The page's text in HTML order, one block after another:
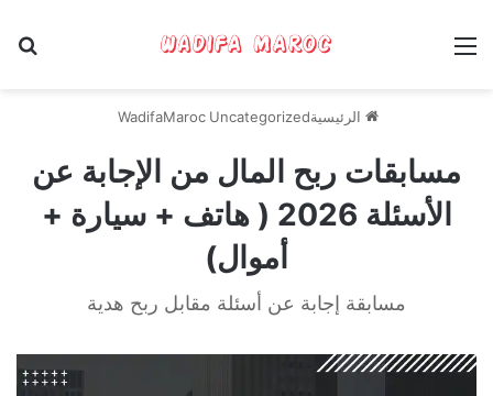
القائمة
الرئيسية WadifaMaroc Uncategorized
مسابقات ربح المال من الإجابة عن
الأسئلة 2026 ( هاتف + سيارة +
أموال)
مسابقة إجابة عن أسئلة مقابل ربح هدية